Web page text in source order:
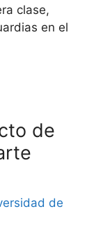
clase,
en el
de
de